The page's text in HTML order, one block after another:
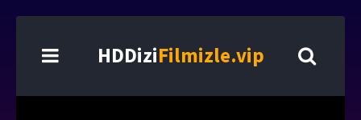
HDDiziFilmizle.vip